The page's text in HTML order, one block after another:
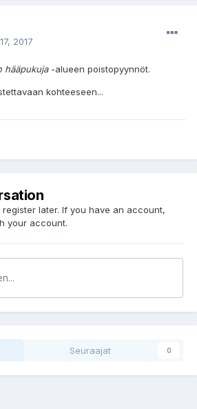
2017
hääpukuja-alueen poistopyynnöt.
kohteeseen...
later. If you have an account,
your account.
Seuraajat 0